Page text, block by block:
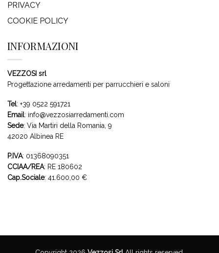
PRIVACY
COOKIE POLICY
INFORMAZIONI
VEZZOSI srl
Progettazione arredamenti per parrucchieri e saloni
Tel: +39 0522 591721
Email: info@vezzosiarredamenti.com
Sede: Via Martiri della Romania, 9
42020 Albinea RE
P.IVA: 01368090351
CCIAA/REA: RE 180602
Cap.Sociale: 41.600,00 €